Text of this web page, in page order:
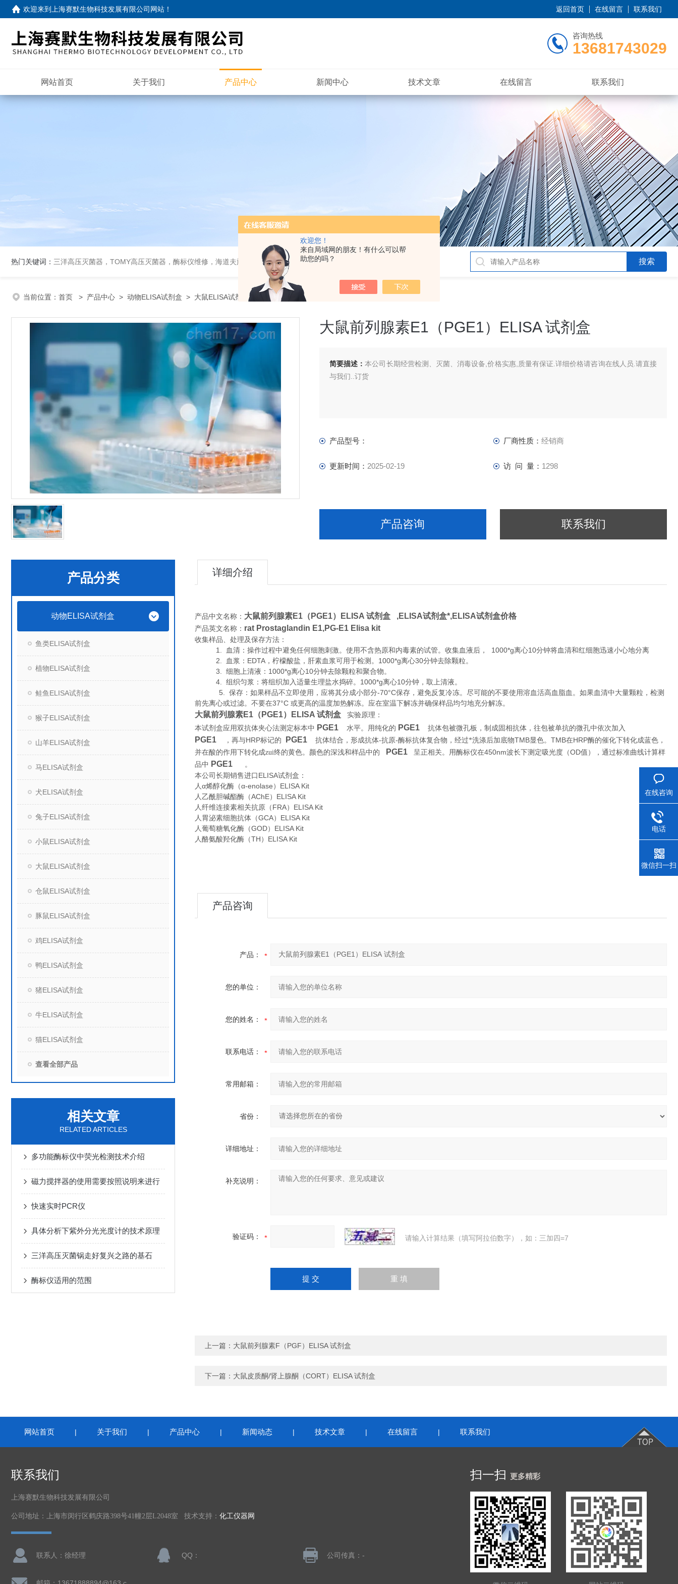
欢迎您！
来自局域网的朋友！有什么可以帮
助您的吗？
欢迎来到 上海赛默生物科技发展有限公司网站 ！ 返回首页 在线留言 联系我们
咨询热线
13681743029
网站首页 关于我们 产品中心 新闻中心 技术文章 在线留言 联系我们
热门关键词： 三洋高压灭菌器，TOMY高压灭菌器，酶标仪维修，海道夫旋转蒸发仪
当前位置： 首页 > 产品中心 > 动物ELISA试剂盒 > 大鼠ELISA试剂盒> 大鼠前列腺素E1（PGE1）ELISA 试剂盒
大鼠前列腺素E1（PGE1）ELISA 试剂盒
简要描述：本公司长期经营检测、灭菌、消毒设备,价格实惠,质量有保证.详细价格请咨询在线人员.请直接
与我们..订货
产品型号： 厂商性质： 经销商
更新时间： 2025-02-19 访 问 量： 1298
产品咨询 联系我们
产品分类
动物ELISA试剂盒
鱼类ELISA试剂盒
植物ELISA试剂盒
鲑鱼ELISA试剂盒
猴子ELISA试剂盒
山羊ELISA试剂盒
马ELISA试剂盒
犬ELISA试剂盒
兔子ELISA试剂盒
小鼠ELISA试剂盒
大鼠ELISA试剂盒
仓鼠ELISA试剂盒
豚鼠ELISA试剂盒
鸡ELISA试剂盒
鸭ELISA试剂盒
猪ELISA试剂盒
牛ELISA试剂盒
猫ELISA试剂盒
查看全部产品
相关文章
RELATED ARTICLES
多功能酶标仪中荧光检测技术介绍
磁力搅拌器的使用需要按照说明来进行
快速实时PCR仪
具体分析下紫外分光光度计的技术原理
三洋高压灭菌锅走好复兴之路的基石
酶标仪适用的范围
详细介绍
产品中文名称： 大鼠前列腺素E1（PGE1）ELISA 试剂盒 ,ELISA试剂盒*,ELISA试剂盒价格
产品英文名称： rat Prostaglandin E1,PG-E1 Elisa kit
收集样品、处理及保存方法：
1. 血清：操作过程中避免任何细胞刺激。使用不含热原和内毒素的试管。收集血液后， 1000*g离心10分钟将血清和红细胞迅速小心地分离
2. 血浆：EDTA，柠檬酸盐，肝素血浆可用于检测。1000*g离心30分钟去除颗粒。
3. 细胞上清液：1000*g离心10分钟去除颗粒和聚合物。
4. 组织匀浆：将组织加入适量生理盐水捣碎。1000*g离心10分钟，取上清液。
5. 保存：如果样品不立即使用，应将其分成小部分-70°C保存，避免反复冷冻。尽可能的不要使用溶血活高血脂血。如果血清中大量颗粒，检测
前先离心或过滤。不要在37°C 或更高的温度加热解冻。应在室温下解冻并确保样品均匀地充分解冻。
大鼠前列腺素E1（PGE1）ELISA 试剂盒 实验原理 ：
本试剂盒应用双抗体夹心法测定标本中 PGE1 水平。用纯化的 PGE1 抗体包被微孔板，制成固相抗体，往包被单抗的微孔中依次加入
PGE1 ，再与HRP标记的 PGE1 抗体结合，形成抗体-抗原-酶标抗体复合物，经过*洗涤后加底物TMB显色。 TMB在HRP酶的催化下转化成蓝色，
并在酸的作用下转化成zui终的黄色。颜色的深浅和样品中的
PGE1 呈正相关。用酶标仪在450nm波长下测定吸光度（OD值），通过标准曲线计算样
品中 PGE1
。
本公司长期销售进口ELISA试剂盒：
人α烯醇化酶（α-enolase）ELISA Kit
人乙酰胆碱酯酶（AChE）ELISA Kit
人纤维连接素相关抗原（FRA）ELISA Kit
人胃泌素细胞抗体（GCA）ELISA Kit
人葡萄糖氧化酶（GOD）ELISA Kit
人酪氨酸羟化酶（TH）ELISA Kit
产品咨询
产品：
您的单位：
您的姓名：
联系电话：
常用邮箱：
省份：
详细地址：
补充说明：
验证码： 请输入计算结果（填写阿拉伯数字），如：三加四=7
上一篇： 大鼠前列腺素F（PGF）ELISA 试剂盒
下一篇： 大鼠皮质酮/肾上腺酮（CORT）ELISA 试剂盒
网站首页 | 关于我们 | 产品中心 | 新闻动态 | 技术文章 | 在线留言 | 联系我们
联系我们
上海赛默生物科技发展有限公司
公司地址：上海市闵行区鹤庆路398号41幢2层L2048室 技术支持： 化工仪器网
联系人：徐经理 QQ： 公司传真：-
扫一扫 更多精彩
在线咨询
电话
微信扫一扫